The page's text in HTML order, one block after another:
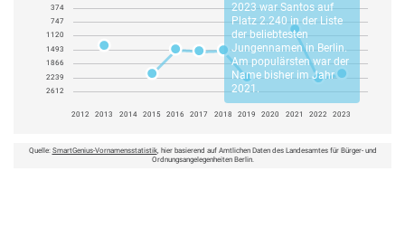
2023 war Santosauf
Platz 2.240 in der Liste
der beliebtesten
Jungennamen in Berlin.
Am populärsten war der
Name bisher im Jahr
2021.
374
747
1120
1493
1866
2239
2612
2012 2013 2014 2015 2016 2017 2018 2019 2020 2021 2022 2023
Quelle: SmartGenius-Vornamensstatistik, hier basierend auf Amtlichen Daten des Landesamtes für Bürger- und
Ordnungsangelegenheiten Berlin.